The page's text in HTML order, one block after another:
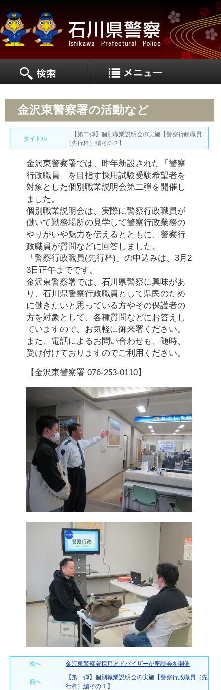
金沢東警察署の活動など
タイトル
【第二弾】個別職業説明会の実施【警察行政職員
（先行枠）編その２】
金沢東警察署では、昨年新設された「警察
行政職員」を目指す採用試験受験希望者を
対象とした個別職業説明会第二弾を開催し
ました。
個別職業説明会は、実際に警察行政職員が
働いて勤務場所の見学して警察行政業務の
やりがいや魅力を伝えるとともに、警察行
政職員が質問などに回答しました。
「警察行政職員(先行枠)」の申込みは、3月2
3日正午までです。
金沢東警察署では、石川県警察に興味があ
り、石川県警察行政職員として県民のため
に働きたいと思っている方やその保護者の
方を対象として、各種質問などにお答えし
ていますので、お気軽に御来署ください。
また、電話によるお問い合わせも、随時、
受け付けておりますのでご利用ください。
【金沢東警察署 076-253-0110】
次へ 金沢東警察署採用アドバイザーが座談会を開催
前へ
【第一弾】個別職業説明会の実施【警察行政職員（先
行枠）編その１】